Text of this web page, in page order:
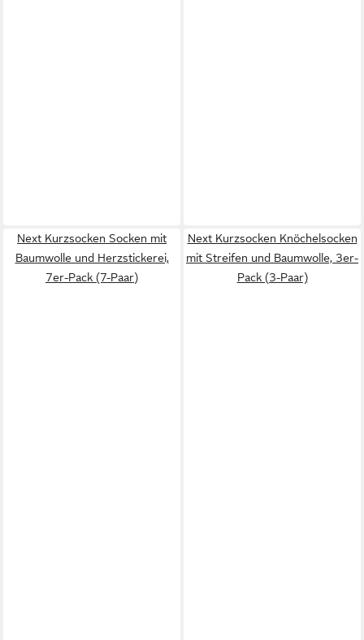
Next Kurzsocken Socken mit
Baumwolle und Herzstickerei,
7er-Pack (7-Paar)
Next Kurzsocken Knöchelsocken
mit Streifen und Baumwolle, 3er-
Pack (3-Paar)